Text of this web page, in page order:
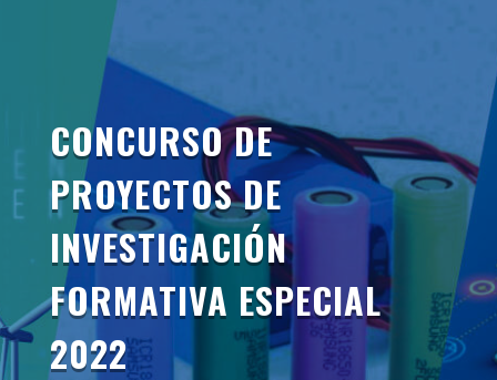
CONCURSO DE
PROYECTOS DE
INVESTIGACIÓN
FORMATIVA ESPECIAL
2022